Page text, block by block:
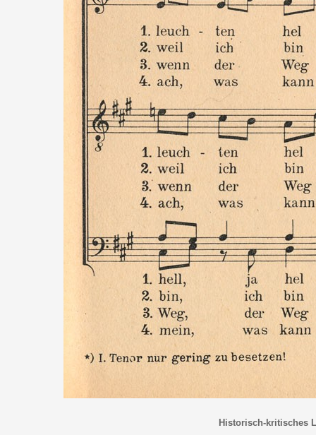
Historisch-kritisches